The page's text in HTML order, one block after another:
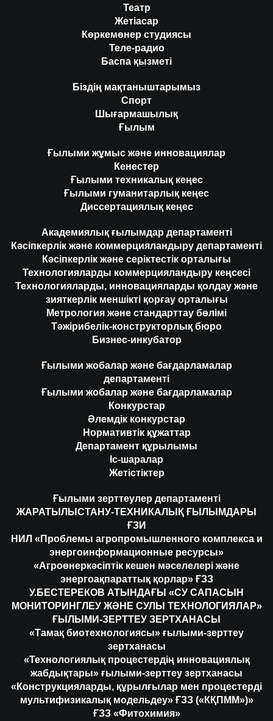
Театр
Жетіасар
Көркемөнер студиясы
Теле-радио
Баспа қызметі
Біздің мақтаныштарымыз
Спорт
Шығармашылық
Ғылым
Ғылыми жұмыс және инновациялар
Кенестер
Ғылыми техникалық кеңес
Ғылыми гуманитарлық кеңес
Диссертациялық кеңес
Академиялық ғылымдар департаменті
Кәсіпкерлік және коммерцияландыру департаменті
Кәсіпкерлік және серіктестік орталығы
Технологияларды коммерцияландыру кеңсесі
Технологияларды, инновацияларды қолдау және
зияткерлік меншікті қорғау орталығы
Метрология және стандарттау бөлімі
Тәжірибелік-конструкторлық бюро
Бизнес-инкубатор
Ғылыми жобалар және бағдарламалар
департаменті
Ғылыми жобалар және бағдарламалар
Конкурстар
Әлемдік конкурстар
Нормативтік құжаттар
Департамент құрылымы
Іс-шаралар
Жетістіктер
Ғылыми зерттеулер департаменті
ЖАРАТЫЛЫСТАНУ-ТЕХНИКАЛЫҚ ҒЫЛЫМДАРЫ
ҒЗИ
НИЛ «Проблемы агропромышленного комплекса и
энергоинформационные ресурсы»
«Агроөнеркәсіптік кешен мәселелері және
энергоақпараттық қорлар» ҒЗЗ
У.БЕСТЕРЕКОВ АТЫНДАҒЫ «СУ САПАСЫН
МОНИТОРИНГЛЕУ ЖӘНЕ СУЛЫ ТЕХНОЛОГИЯЛАР»
ҒЫЛЫМИ-ЗЕРТТЕУ ЗЕРТХАНАСЫ
«Тамақ биотехнологиясы» ғылыми-зерттеу
зертханасы
«Технологиялық процестердің инновациялық
жабдықтары» ғылыми-зерттеу зертханасы
«Конструкцияларды, құрылғылар мен процестерді
мультифизикалық модельдеу» ҒЗЗ («КҚПММ»)»
ҒЗЗ «Фитохимия»